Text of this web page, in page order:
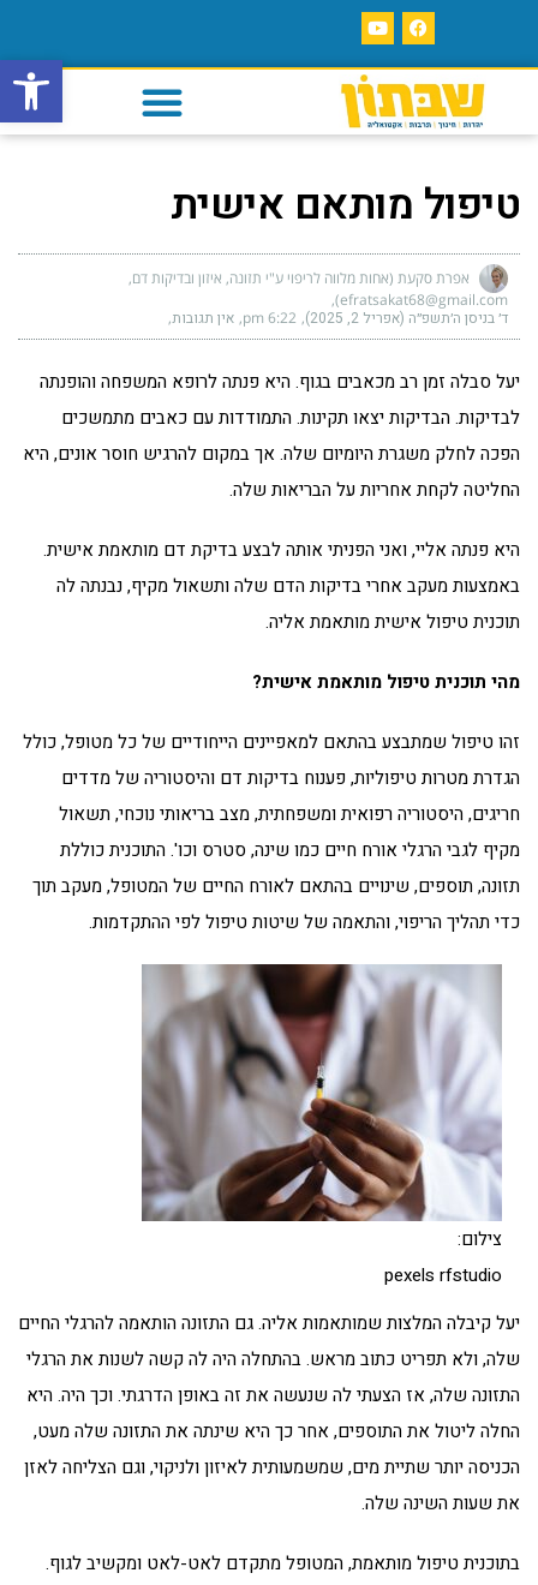
פתח
טיפול מותאם אישית
אפרת סקעת (אחות מלווה לריפוי ע"י תזונה, איזון ובדיקות דם,
efratsakat68@gmail.com)
ד׳ בניסן ה׳תשפ״ה (אפריל 2, 2025) 6:22 pm אין תגובות
יעל סבלה זמן רב מכאבים בגוף. היא פנתה לרופא המשפחה והופנתה
לבדיקות. הבדיקות יצאו תקינות. התמודדות עם כאבים מתמשכים
הפכה לחלק משגרת היומיום שלה. אך במקום להרגיש חוסר אונים, היא
החליטה לקחת אחריות על הבריאות שלה.
היא פנתה אליי, ואני הפניתי אותה לבצע בדיקת דם מותאמת אישית.
באמצעות מעקב אחרי בדיקות הדם שלה ותשאול מקיף, נבנתה לה
תוכנית טיפול אישית מותאמת אליה.
מהי תוכנית טיפול מותאמת אישית?
זהו טיפול שמתבצע בהתאם למאפיינים הייחודיים של כל מטופל, כולל
הגדרת מטרות טיפוליות, פענוח בדיקות דם והיסטוריה של מדדים
חריגים, היסטוריה רפואית ומשפחתית, מצב בריאותי נוכחי, תשאול
מקיף לגבי הרגלי אורח חיים כמו שינה, סטרס וכו'. התוכנית כוללת
תזונה, תוספים, שינויים בהתאם לאורח החיים של המטופל, מעקב תוך
כדי תהליך הריפוי, והתאמה של שיטות טיפול לפי ההתקדמות.
צילום:
pexels rfstudio
יעל קיבלה המלצות שמותאמות אליה. גם התזונה הותאמה להרגלי החיים
שלה, ולא תפריט כתוב מראש. בהתחלה היה לה קשה לשנות את הרגלי
התזונה שלה, אז הצעתי לה שנעשה את זה באופן הדרגתי. וכך היה. היא
החלה ליטול את התוספים, אחר כך היא שינתה את התזונה שלה מעט,
הכניסה יותר שתיית מים, שמשמעותית לאיזון ולניקוי, וגם הצליחה לאזן
את שעות השינה שלה.
בתוכנית טיפול מותאמת, המטופל מתקדם לאט-לאט ומקשיב לגוף.